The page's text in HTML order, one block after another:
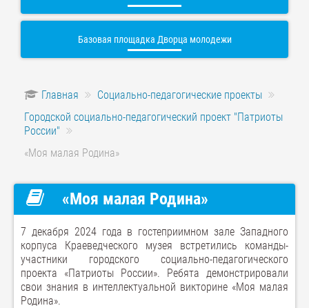
Базовая площадка Дворца молодежи
Главная
Социально-педагогические проекты
Городской социально-педагогический проект "Патриоты
России"
«Моя малая Родина»
«Моя малая Родина»
7 декабря 2024 года в гостеприимном зале Западного
корпуса Краеведческого музея встретились команды-
участники городского социально-педагогического
проекта «Патриоты России». Ребята демонстрировали
свои знания в интеллектуальной викторине «Моя малая
Родина».